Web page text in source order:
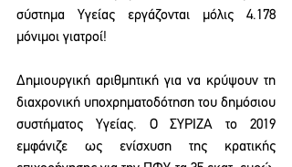
σύστημα Υγείας εργάζονται μόλις 4.178
μόνιμοι γιατροί!
Δημιουργική αριθμητική για να κρύψουν τη
διαχρονική υποχρηματοδότηση του δημόσιου
συστήματος Υγείας. Ο ΣΥΡΙΖΑ το 2019
εμφάνιζε ως ενίσχυση της κρατικής